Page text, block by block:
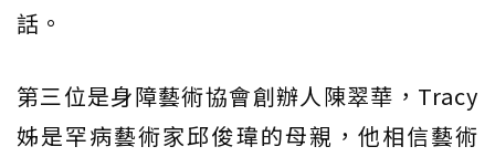
話。
第三位是身障藝術協會創辦人陳翠華，Tracy
姊是罕病藝術家邱俊瑋的母親，他相信藝術